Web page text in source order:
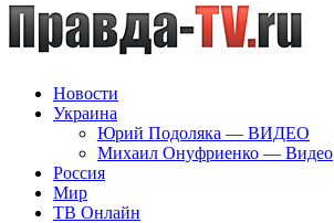
Новости
Украина
Юрий Подоляка — ВИДЕО
Михаил Онуфриенко — Видео
Россия
Мир
ТВ Онлайн